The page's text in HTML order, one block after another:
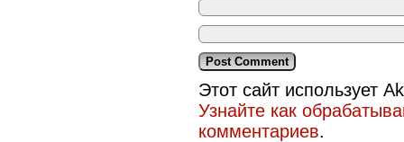
Этот сайт использует
Узнайте как
комментариев.